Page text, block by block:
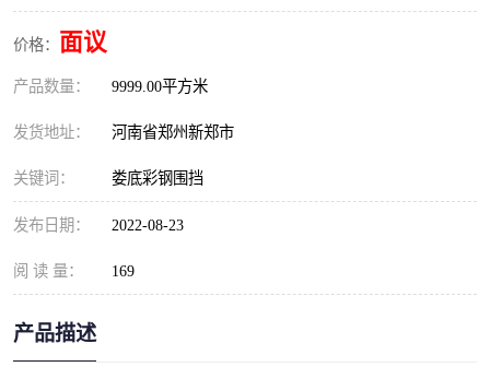
价格： 面议
产品数量： 9999.00平方米
发货地址： 河南省郑州新郑市
关键词： 娄底彩钢围挡
发布日期： 2022-08-23
阅 读 量： 169
产品描述